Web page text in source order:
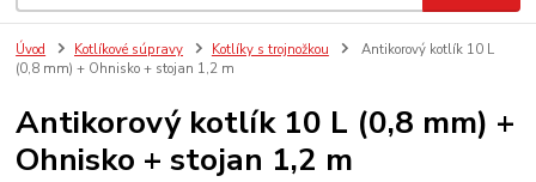
Úvod Kotlíkové súpravy Kotlíky s trojnožkou
Antikorový kotlík 10 L
(0,8 mm) + Ohnisko + stojan 1,2 m
Antikorový kotlík 10 L (0,8 mm) +
Ohnisko + stojan 1,2 m